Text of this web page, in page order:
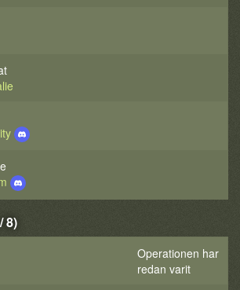
8)
Operationen har
redan varit